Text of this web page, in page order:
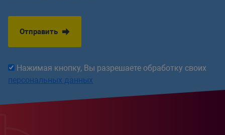
Отправить
Нажимая кнопку, Вы разрешаете обработку своих
персональных данных